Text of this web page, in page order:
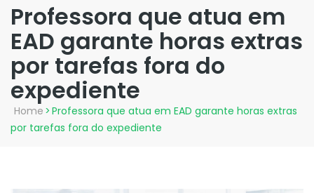
Professora que atua em
EAD garante horas extras
por tarefas fora do
expediente
Home > Professora que atua em EAD garante horas extras
por tarefas fora do expediente